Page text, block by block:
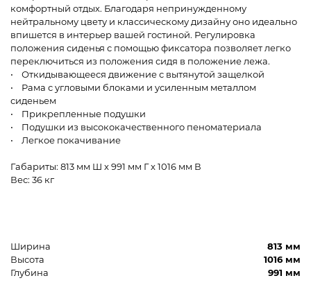
комфортный отдых. Благодаря непринужденному
нейтральному цвету и классическому дизайну оно идеально
впишется в интерьер вашей гостиной. Регулировка
положения сиденья с помощью фиксатора позволяет легко
переключиться из положения сидя в положение лежа.
• Откидывающееся движение с вытянутой защелкой
• Рама с угловыми блоками и усиленным металлом
сиденьем
• Прикрепленные подушки
• Подушки из высококачественного пеноматериала
• Легкое покачивание
Габариты: 813 мм Ш x 991 мм Г x 1016 мм В
Вес: 36 кг
Ширина
813 мм
Высота
1016 мм
Глубина
991 мм